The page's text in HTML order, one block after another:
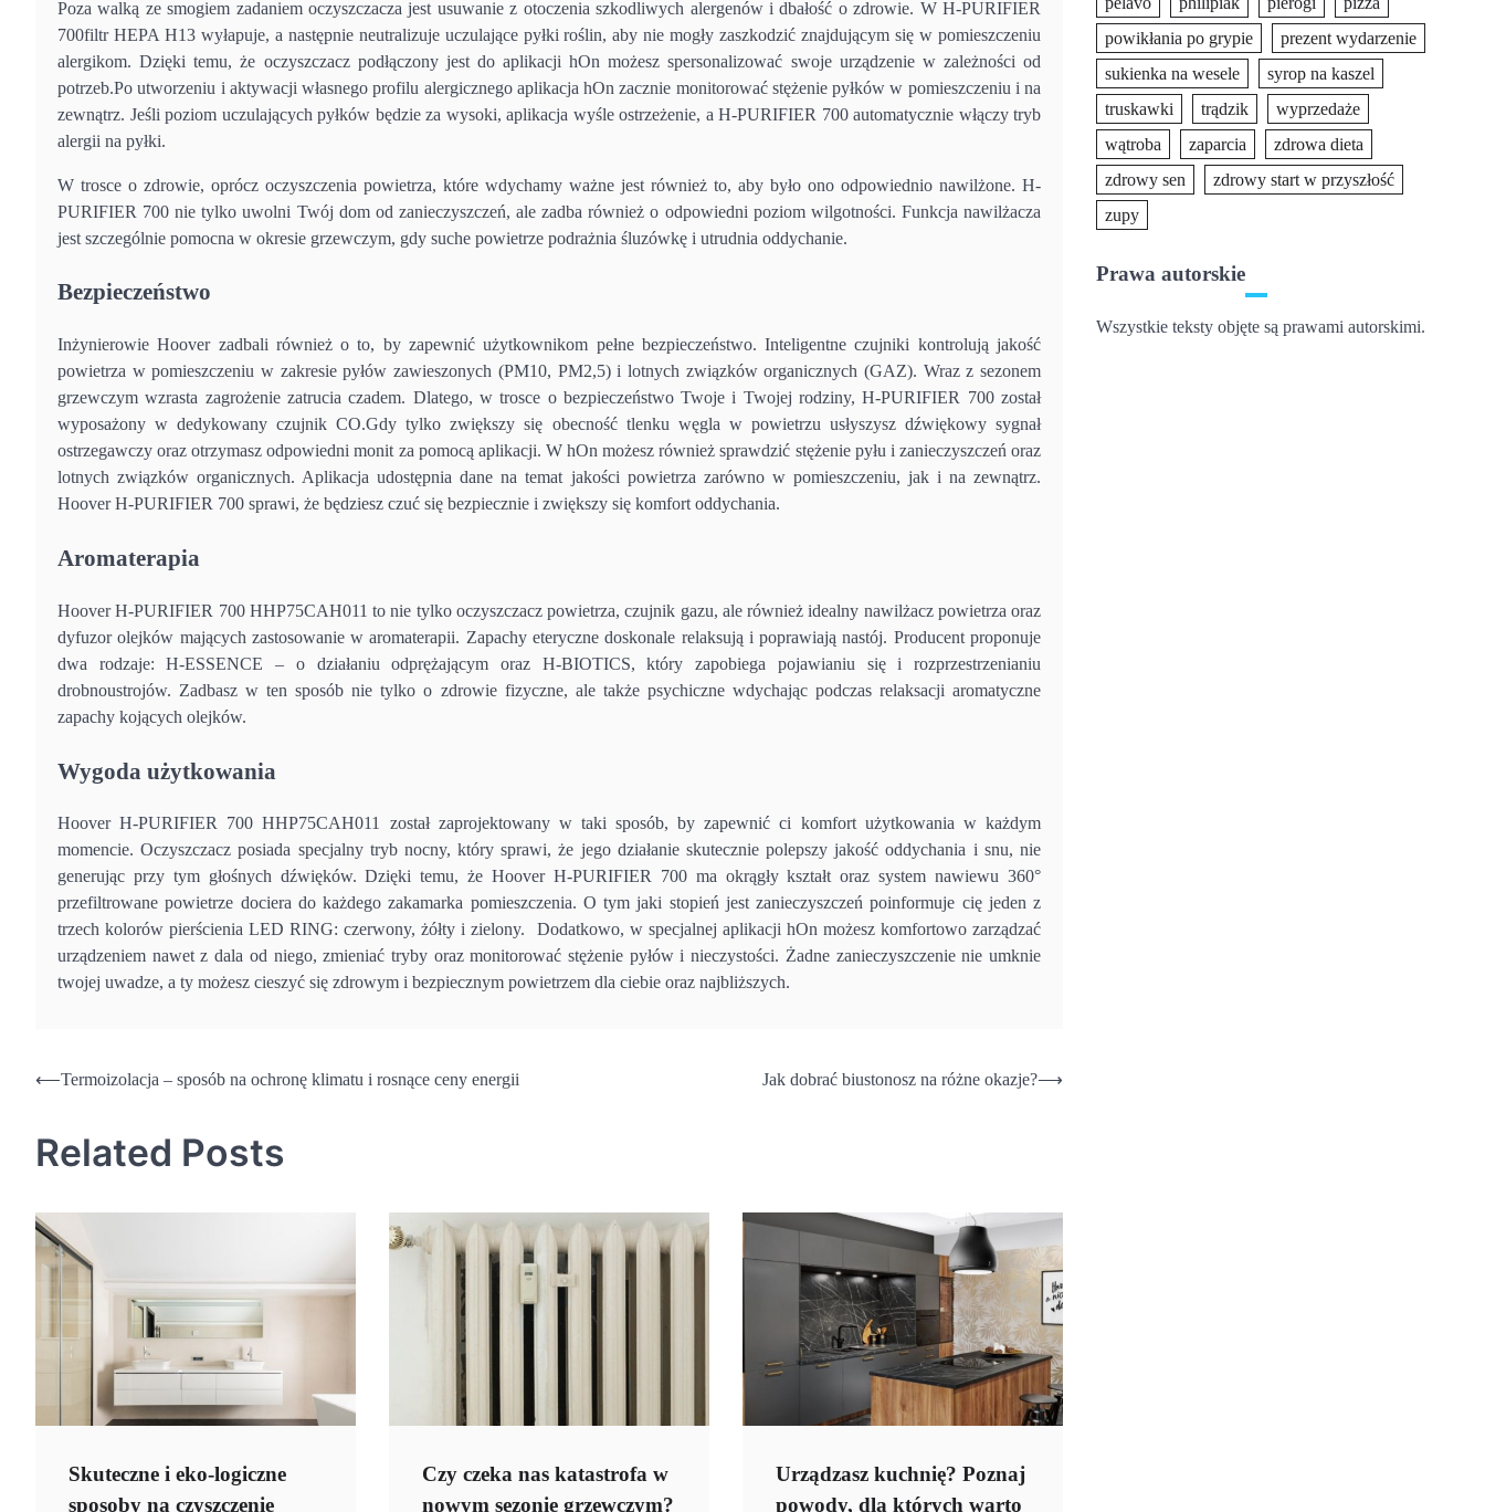
Poza walką ze smogiem zadaniem oczyszczacza jest usuwanie z otoczenia szkodliwych alergenów i dbałość o zdrowie. W H-PURIFIER
700filtr HEPA H13 wyłapuje, a następnie neutralizuje uczulające pyłki roślin, aby nie mogły zaszkodzić znajdującym się w pomieszczeniu
alergikom. Dzięki temu, że oczyszczacz podłączony jest do aplikacji hOn możesz spersonalizować swoje urządzenie w zależności od
potrzeb.Po utworzeniu i aktywacji własnego profilu alergicznego aplikacja hOn zacznie monitorować stężenie pyłków w pomieszczeniu i na
zewnątrz. Jeśli poziom uczulających pyłków będzie za wysoki, aplikacja wyśle ostrzeżenie, a H-PURIFIER 700 automatycznie włączy tryb
alergii na pyłki.
W trosce o zdrowie, oprócz oczyszczenia powietrza, które wdychamy ważne jest również to, aby było ono odpowiednio nawilżone. H-
PURIFIER 700 nie tylko uwolni Twój dom od zanieczyszczeń, ale zadba również o odpowiedni poziom wilgotności. Funkcja nawilżacza
jest szczególnie pomocna w okresie grzewczym, gdy suche powietrze podrażnia śluzówkę i utrudnia oddychanie.
Bezpieczeństwo
Inżynierowie Hoover zadbali również o to, by zapewnić użytkownikom pełne bezpieczeństwo. Inteligentne czujniki kontrolują jakość
powietrza w pomieszczeniu w zakresie pyłów zawieszonych (PM10, PM2,5) i lotnych związków organicznych (GAZ). Wraz z sezonem
grzewczym wzrasta zagrożenie zatrucia czadem. Dlatego, w trosce o bezpieczeństwo Twoje i Twojej rodziny, H-PURIFIER 700 został
wyposażony w dedykowany czujnik CO.Gdy tylko zwiększy się obecność tlenku węgla w powietrzu usłyszysz dźwiękowy sygnał
ostrzegawczy oraz otrzymasz odpowiedni monit za pomocą aplikacji. W hOn możesz również sprawdzić stężenie pyłu i zanieczyszczeń oraz
lotnych związków organicznych. Aplikacja udostępnia dane na temat jakości powietrza zarówno w pomieszczeniu, jak i na zewnątrz.
Hoover H-PURIFIER 700 sprawi, że będziesz czuć się bezpiecznie i zwiększy się komfort oddychania.
Aromaterapia
Hoover H-PURIFIER 700 HHP75CAH011 to nie tylko oczyszczacz powietrza, czujnik gazu, ale również idealny nawilżacz powietrza oraz
dyfuzor olejków mających zastosowanie w aromaterapii. Zapachy eteryczne doskonale relaksują i poprawiają nastój. Producent proponuje
dwa rodzaje: H-ESSENCE – o działaniu odprężającym oraz H-BIOTICS, który zapobiega pojawianiu się i rozprzestrzenianiu
drobnoustrojów. Zadbasz w ten sposób nie tylko o zdrowie fizyczne, ale także psychiczne wdychając podczas relaksacji aromatyczne
zapachy kojących olejków.
Wygoda użytkowania
Hoover H-PURIFIER 700 HHP75CAH011 został zaprojektowany w taki sposób, by zapewnić ci komfort użytkowania w każdym
momencie. Oczyszczacz posiada specjalny tryb nocny, który sprawi, że jego działanie skutecznie polepszy jakość oddychania i snu, nie
generując przy tym głośnych dźwięków. Dzięki temu, że Hoover H-PURIFIER 700 ma okrągły kształt oraz system nawiewu 360°
przefiltrowane powietrze dociera do każdego zakamarka pomieszczenia. O tym jaki stopień jest zanieczyszczeń poinformuje cię jeden z
trzech kolorów pierścienia LED RING: czerwony, żółty i zielony. Dodatkowo, w specjalnej aplikacji hOn możesz komfortowo zarządzać
urządzeniem nawet z dala od niego, zmieniać tryby oraz monitorować stężenie pyłów i nieczystości. Żadne zanieczyszczenie nie umknie
twojej uwadze, a ty możesz cieszyć się zdrowym i bezpiecznym powietrzem dla ciebie oraz najbliższych.
Nawigacja
⟵Termoizolacja – sposób na ochronę klimatu i rosnące ceny energii Jak dobrać biustonosz na różne okazje?⟶
Related Posts
Skuteczne i eko-logiczne
sposoby na czyszczenie
Czy czeka nas katastrofa w
nowym sezonie grzewczym?
Urządzasz kuchnię? Poznaj
powody, dla których warto
powikłania po grypie
prezent wydarzenie
sukienka na wesele
syrop na kaszel
truskawki
trądzik
wyprzedaże
wątroba
zaparcia
zdrowa dieta
zdrowy sen
zdrowy start w przyszłość
zupy
Prawa autorskie
Wszystkie teksty objęte są prawami autorskimi.